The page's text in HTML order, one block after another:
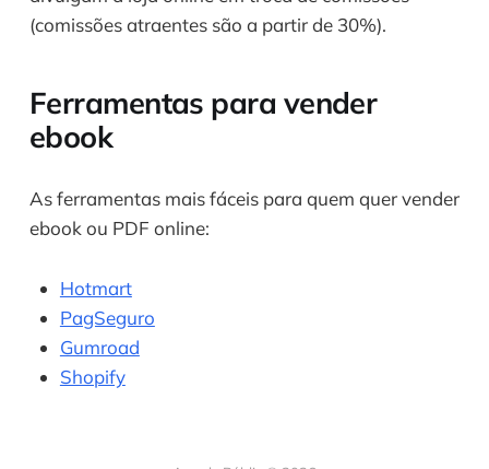
(comissões atraentes são a partir de 30%).
Ferramentas para vender
ebook
As ferramentas mais fáceis para quem quer vender
ebook ou PDF online:
Hotmart
PagSeguro
Gumroad
Shopify